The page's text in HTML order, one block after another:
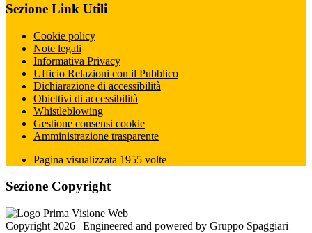
Sezione Link Utili
Cookie policy
Note legali
Informativa Privacy
Ufficio Relazioni con il Pubblico
Dichiarazione di accessibilità
Obiettivi di accessibilità
Whistleblowing
Gestione consensi cookie
Amministrazione trasparente
Pagina visualizzata 1955 volte
Sezione Copyright
Copyright 2026 | Engineered and powered by Gruppo Spaggiari